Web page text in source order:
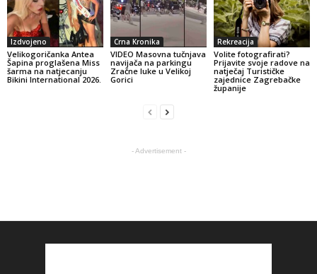
Izdvojeno
Velikogoričanka Antea
Šapina proglašena Miss
šarma na natjecanju
Bikini International 2026.
Crna Kronika
VIDEO Masovna tučnjava
navijača na parkingu
Zračne luke u Velikoj
Gorici
Rekreacija
Volite fotografirati?
Prijavite svoje radove na
natječaj Turističke
zajednice Zagrebačke
županije
- Advertisement -